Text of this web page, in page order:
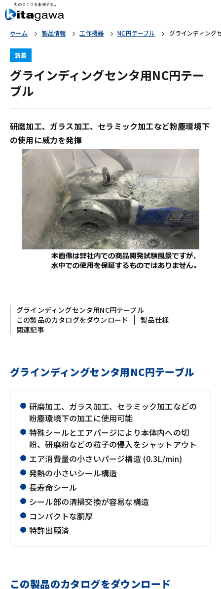
ものづくりを未来する。
ホーム 製品情報 工作機器 NC円テーブル グラインディング
新着
グラインディングセンタ用NC円テー
ブル
研磨加工、ガラス加工、セラミック加工など粉塵環境下
の使用に威力を発揮
グラインディングセンタ用NC円テーブル
この製品のカタログをダウンロード
製品仕様
関連記事
グラインディングセンタ用NC円テーブル
研磨加工、ガラス加工、セラミック加工などの
粉塵環境下の加工に使用可能
特殊シールとエアパージにより本体内への切
粉、研磨粉などの粒子の侵入をシャットアウト
エア消費量の小さいパージ構造 (0.3L/min)
発熱の小さいシール構造
長寿命シール
シール部の清掃交換が容易な構造
コンパクトな胴厚
特許出願済
この製品のカタログをダウンロード